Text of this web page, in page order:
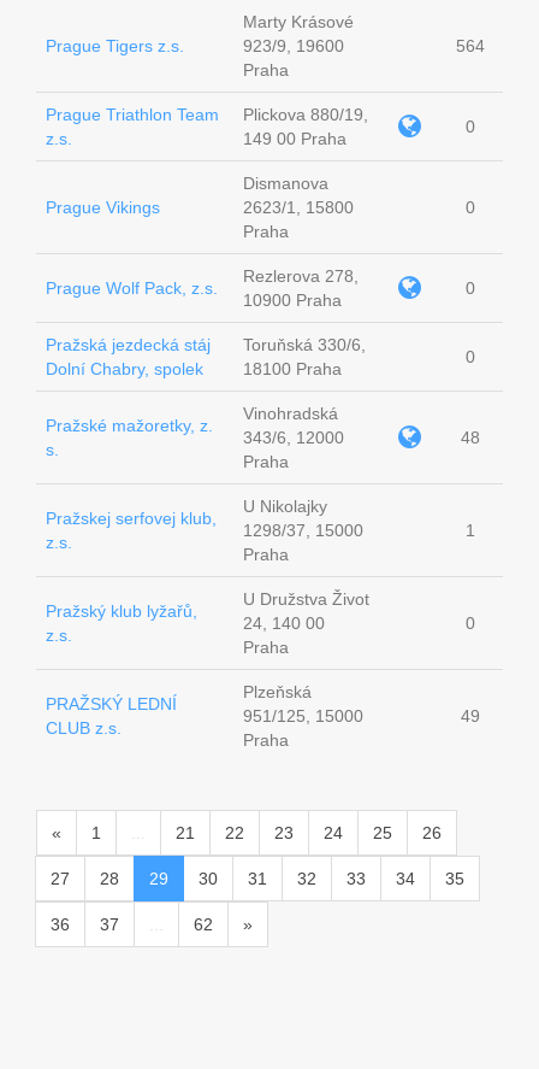
Prague Tigers z.s.
Marty Krásové
923/9, 19600
Praha
564
Prague Triathlon Team
z.s.
Plickova 880/19,
149 00 Praha
0
Prague Vikings
Dismanova
2623/1, 15800
Praha
0
Prague Wolf Pack, z.s.
Rezlerova 278,
10900 Praha
0
Pražská jezdecká stáj
Dolní Chabry, spolek
Toruňská 330/6,
18100 Praha
0
Pražské mažoretky, z.
s.
Vinohradská
343/6, 12000
Praha
48
Pražskej serfovej klub,
z.s.
U Nikolajky
1298/37, 15000
Praha
1
Pražský klub lyžařů,
z.s.
U Družstva Život
24, 140 00
Praha
0
PRAŽSKÝ LEDNÍ
CLUB z.s.
Plzeňská
951/125, 15000
Praha
49
« 1 ... 21 22 23 24 25 26
27 28 29 30 31 32 33 34 35
36 37 ... 62 »